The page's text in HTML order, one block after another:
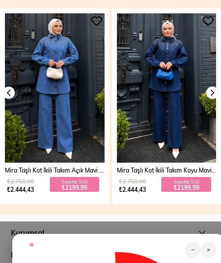
₺2.444,43
₺2.750,00 Sepette %10
₺2199,99
Mira Taşlı Kot İkili Takım Koyu Mavi 19286
₺2.444,43
₺2.750,00 Sepette %10
₺2199,99
Kurumsal
Müşteri İlişkileri − ×